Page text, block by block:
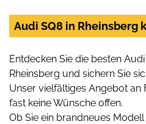
Audi SQ8 in Rheinsberg
Entdecken Sie die besten
Rheinsberg und sichern Sie
Unser vielfältiges Angebot an
fast keine Wünsche offen.
Ob Sie ein brandneues